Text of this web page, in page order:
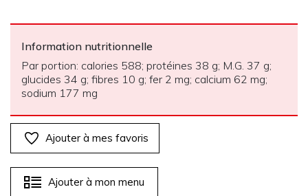
Information nutritionnelle
Par portion: calories 588; protéines 38 g; M.G. 37 g;
glucides 34 g; fibres 10 g; fer 2 mg; calcium 62 mg;
sodium 177 mg
Ajouter à mes favoris
Ajouter à mon menu